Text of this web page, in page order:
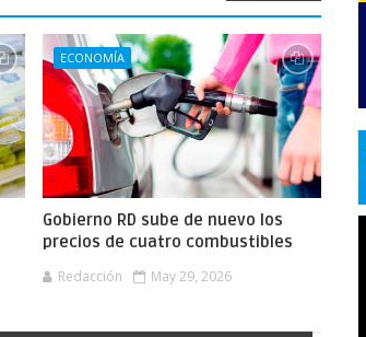
ECONOMÍA
Gobierno RD sube de nuevo los
precios de cuatro combustibles
Redacción May 29, 2026